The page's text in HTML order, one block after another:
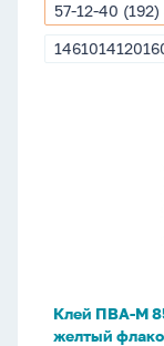
57-
12-
57-12-40 (192)
флакон
Клей ПВА-М
желтый